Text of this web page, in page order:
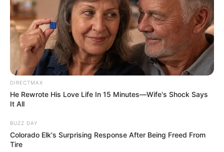
Ambyar! 10 Kalimat Baper
Pakai Bahasa Jawa Ini Bikin
Galau Abis
DIRECTMAX
He Rewrote His Love Life In 15 Minutes—Wife's Shock Says
It All
BUZZ DAY
Colorado Elk's Surprising Response After Being Freed From
Tire